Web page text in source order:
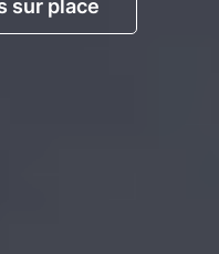
sur place